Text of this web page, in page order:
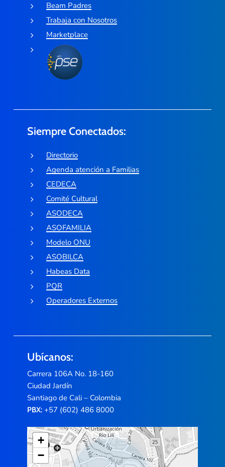
Beam Padres
Trabaja con Nosotros
Marketplace
Siempre Conectados:
Directorio
Agenda atención a Familias
CEDECA
Comité Cultural
ASODECA
ASOFAMILIA
Modelo ONU
ASOBILCA
Habeas Data
PQR
Operadores Externos
Ubícanos:
Carrera 106A No. 18-160
Ciudad Jardín
Santiago de Cali – Colombia
PBX:+57 (602) 486 8000
+
−